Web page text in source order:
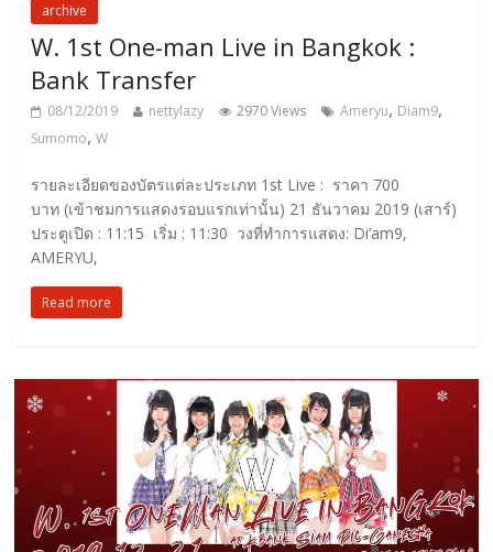
archive
W. 1st One-man Live in Bangkok :
Bank Transfer
08/12/2019 nettylazy 2970 Views Ameryu, Diam9,
Sumomo,W
รายละเอียดของบัตรแต่ละประเภท 1st Live : ราคา 700
บาท (เข้าชมการแสดงรอบแรกเท่านั้น) 21 ธันวาคม 2019 (เสาร์)
ประตูเปิด : 11:15 เริ่ม : 11:30 วงที่ทำการแสดง: Di’am9,
AMERYU,
Read more